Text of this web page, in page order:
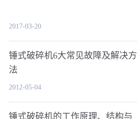
2017-03-20
锤式破碎机6大常见故障及解决方
法
2012-05-04
锤式破碎机的工作原理、结构与